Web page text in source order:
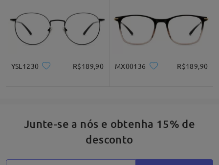
YSL1230 R$189,90 MX00136 R$189,90
Junte-se a nós e obtenha 15% de
desconto